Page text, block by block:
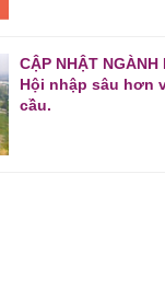
CẬP NHẬT NGÀNH
Hội nhập sâu hơn
cầu.